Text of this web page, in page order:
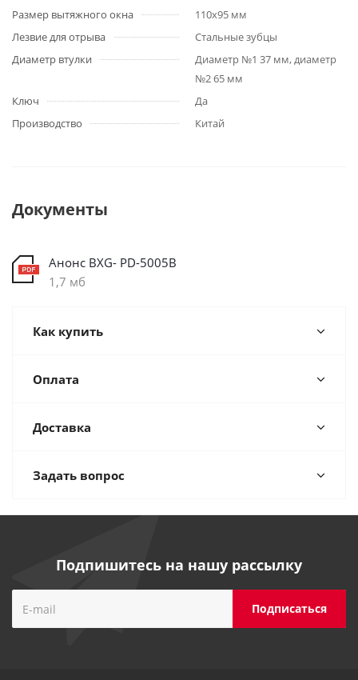
Размер вытяжного окна
110х95 мм
Лезвие для отрыва
Стальные зубцы
Диаметр втулки
Диаметр №1 37 мм, диаметр
№2 65 мм
Ключ
Да
Производство
Китай
Документы
Анонс BXG- PD-5005B
1,7 мб
Как купить
Оплата
Доставка
Задать вопрос
Подпишитесь на нашу рассылку